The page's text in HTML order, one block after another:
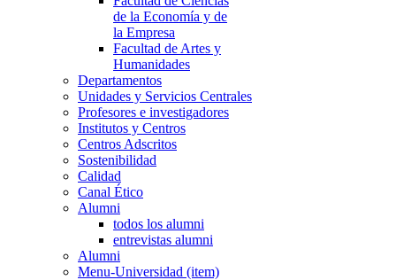
de la Economía y de
la Empresa
Facultad de Artes y
Humanidades
Departamentos
Unidades y Servicios Centrales
Profesores e investigadores
Institutos y Centros
Centros Adscritos
Sostenibilidad
Calidad
Canal Ético
Alumni
todos los alumni
entrevistas alumni
Alumni
Menu-Universidad (item)